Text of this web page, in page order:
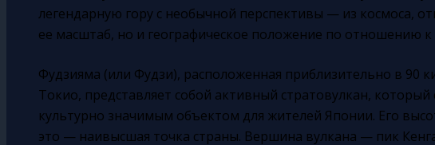
легендарную гору с необычной перспективы — из космоса,
ее масштаб, но и географическое положение по отношению
Фудзияма (или Фудзи), расположенная приблизительно в 90
Токио, представляет собой активный стратовулкан,
культурно значимым объектом для жителей Японии. Его
это — наивысшая точка страны. Вершина вулкана — пик